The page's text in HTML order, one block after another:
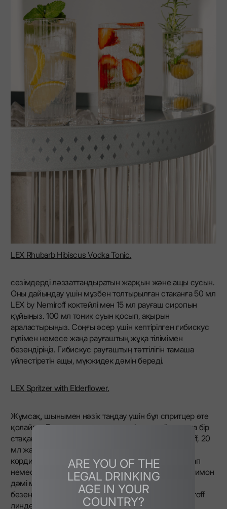
ARE YOU OF THE
LEGAL DRINKING
AGE IN YOUR
COUNTRY?
LEX Rhubarb Hibiscus Vodka Tonic.
сезімдерді ләззаттандыратын жарқын және ащы сусын.
Оны дайындау үшін мұзбен толтырылған стаканға 50 мл
LEX by Nemiroff коктейлі мен 15 мл рауғаш сиропын
құйыңыз. 100 мл тоник суын қосып, ақырын
араластырыңыз. Соңғы әсер үшін кептірілген гибискус
гүлімен немесе жаңа рауғаштың жұқа тілімімен
безендіріңіз. Гибискус рауғаштың тәттілігін тамаша
үйлестіретін ащы, мүкжидек дәмін береді.
LEX Spritzer with Elderflower.
Жұмсақ, шынымен нәзік таңдау үшін бұл спритцер өте
қолайлы. Барлық ингредиенттерді шарап бокалына бір
стақан мұзбен құйыңыз, оған 50 мл LEX by Nemiroff, 20
мл жаңа лайм шырыны және 15 мл аққұс гүлінің
кордиалын қосыңыз. Үстіне 100 мл газдалған шарап
немесе просекко қосыңыз. Бір рет араластырып, лимон
дәмі мен кішкентай жаңа жалбыз бұтағымен
безендіріңіз. Аққұс гүлінің бал тәттілігі LEX by Nemiroff
линден ноталарымен жақсы үйлеседі.